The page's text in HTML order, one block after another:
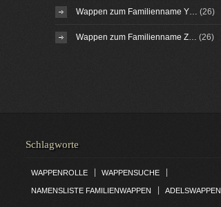
Wappen zum Familienname Y… (26)
Wappen zum Familienname Z… (26)
Schlagworte
WAPPENROLLE WAPPENSUCHE
NAMENSLISTE FAMILIENWAPPEN ADELSWAPPEN